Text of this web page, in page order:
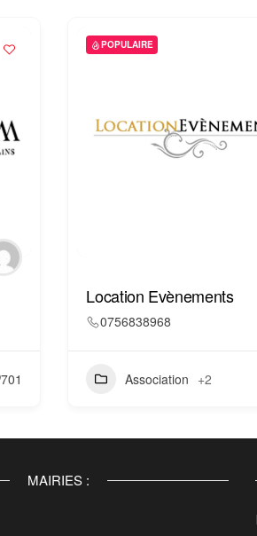
701
POPULAIRE
Location Evènements
0756838968
Association +2
MAIRIES :